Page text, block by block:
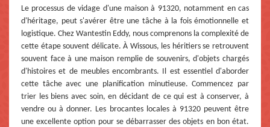
Le processus de vidage d'une maison à 91320, notamment en cas
d'héritage, peut s'avérer être une tâche à la fois émotionnelle et
logistique. Chez Wantestin Eddy, nous comprenons la complexité de
cette étape souvent délicate. À Wissous, les héritiers se retrouvent
souvent face à une maison remplie de souvenirs, d'objets chargés
d'histoires et de meubles encombrants. Il est essentiel d'aborder
cette tâche avec une planification minutieuse. Commencez par
trier les biens avec soin, en décidant de ce qui est à conserver, à
vendre ou à donner. Les brocantes locales à 91320 peuvent être
une excellente option pour se débarrasser des objets en bon état.